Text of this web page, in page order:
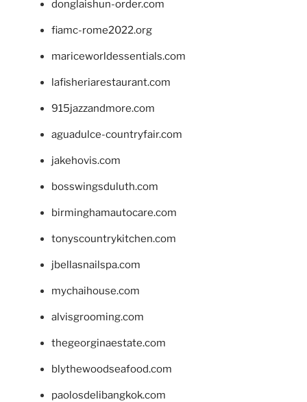
donglaishun-order.com
fiamc-rome2022.org
mariceworldessentials.com
lafisheriarestaurant.com
915jazzandmore.com
aguadulce-countryfair.com
jakehovis.com
bosswingsduluth.com
birminghamautocare.com
tonyscountrykitchen.com
jbellasnailspa.com
mychaihouse.com
alvisgrooming.com
thegeorginaestate.com
blythewoodseafood.com
paolosdelibangkok.com